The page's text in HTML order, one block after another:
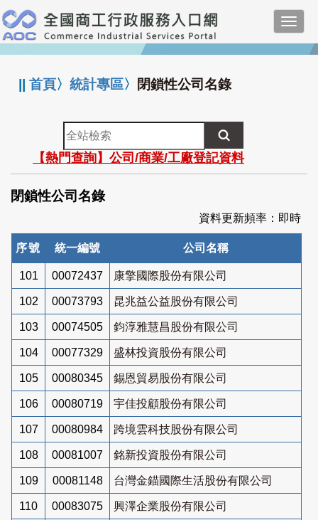
跳
到
主
要
:::
||首頁〉統計專區〉 閉鎖性公司名錄
全
站
檢
索
【熱門查詢】公司/商業/工廠登記資料
閉鎖性公司名錄
資料更新頻率：即時
序號 統一編號 公司名稱
101 00072437 康擎國際股份有限公司
102 00073793 昆兆益公益股份有限公司
103 00074505 鈞淳雅慧昌股份有限公司
104 00077329 盛林投資股份有限公司
105 00080345 錫恩貿易股份有限公司
106 00080719 宇佳投顧股份有限公司
107 00080984 跨境雲科技股份有限公司
108 00081007 銘新投資股份有限公司
109 00081148 台灣金錨國際生活股份有限公司
110 00083075 興澤企業股份有限公司